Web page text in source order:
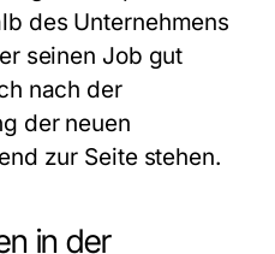
des Unternehmens
seinen Job gut
nach der
der neuen
zur Seite stehen.
in der